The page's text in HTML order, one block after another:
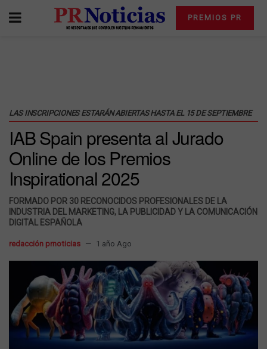
PREMIOS PR
LAS INSCRIPCIONES ESTARÁN ABIERTAS HASTA EL 15 DE SEPTIEMBRE
IAB Spain presenta al Jurado
Online de los Premios
Inspirational 2025
FORMADO POR 30 RECONOCIDOS PROFESIONALES DE LA
INDUSTRIA DEL MARKETING, LA PUBLICIDAD Y LA COMUNICACIÓN
DIGITAL ESPAÑOLA
redacción prnoticias 1 año Ago